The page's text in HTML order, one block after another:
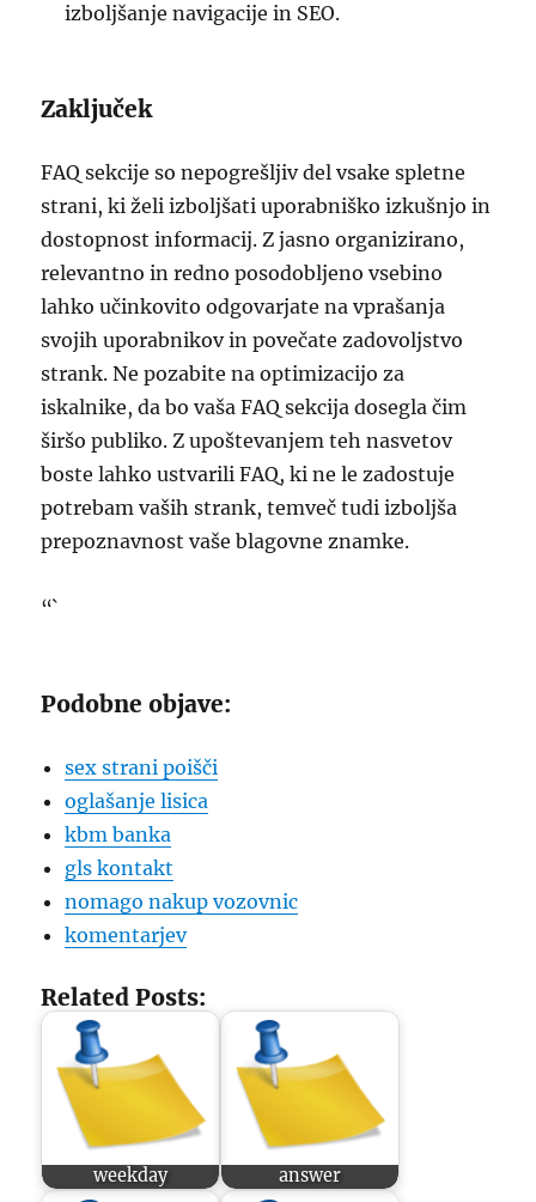
izboljšanje navigacije in SEO.
Zaključek
FAQ sekcije so nepogrešljiv del vsake spletne
strani, ki želi izboljšati uporabniško izkušnjo in
dostopnost informacij. Z jasno organizirano,
relevantno in redno posodobljeno vsebino
lahko učinkovito odgovarjate na vprašanja
svojih uporabnikov in povečate zadovoljstvo
strank. Ne pozabite na optimizacijo za
iskalnike, da bo vaša FAQ sekcija dosegla čim
širšo publiko. Z upoštevanjem teh nasvetov
boste lahko ustvarili FAQ, ki ne le zadostuje
potrebam vaših strank, temveč tudi izboljša
prepoznavnost vaše blagovne znamke.
“`
Podobne objave:
sex strani poišči
oglašanje lisica
kbm banka
gls kontakt
nomago nakup vozovnic
komentarjev
Related Posts:
weekday answer